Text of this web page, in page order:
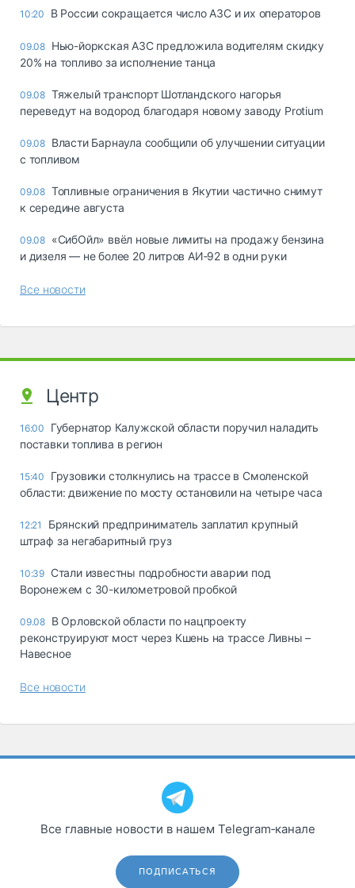
10:20 В России сокращается число АЗС и их операторов
09.08 Нью-йоркская АЗС предложила водителям скидку
20% на топливо за исполнение танца
09.08 Тяжелый транспорт Шотландского нагорья
переведут на водород благодаря новому заводу Protium
09.08 Власти Барнаула сообщили об улучшении ситуации
с топливом
09.08 Топливные ограничения в Якутии частично снимут
к середине августа
09.08 «СибОйл» ввёл новые лимиты на продажу бензина
и дизеля — не более 20 литров АИ‑92 в одни руки
Все новости
Центр
16:00
Губернатор Калужской области поручил наладить
поставки топлива в регион
15:40
Грузовики столкнулись на трассе в Смоленской
области: движение по мосту остановили на четыре часа
12:21
Брянский предприниматель заплатил крупный
штраф за негабаритный груз
10:39 Стали известны подробности аварии под
Воронежем с 30-километровой пробкой
09.08 В Орловской области по нацпроекту
реконструируют мост через Кшень на трассе Ливны –
Навесное
Все новости
Все главные новости в нашем Telegram‑канале
ПОДПИСАТЬСЯ